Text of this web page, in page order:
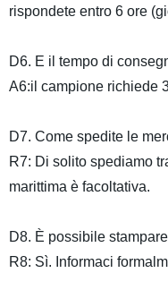
rispondete entro 6 ore
D6. E il tempo di
A6:il campione richiede
D7. Come spedite le
R7: Di solito spediamo
marittima è facoltativa.
D8. È possibile
R8: Sì. Informaci